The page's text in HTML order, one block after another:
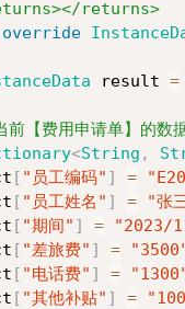
returns>
override
result =
【费用申请单】的数
<String ,
[ "员工编码" ] =
[ "员工姓名" ] =
"张
[ "期间" ] =
"2023/
[ "差旅费" ] =
[ "电话费" ] =
[ "其他补贴" ] =